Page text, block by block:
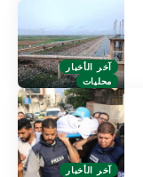
آخر الأخبار
محليات
آخر الأخبار